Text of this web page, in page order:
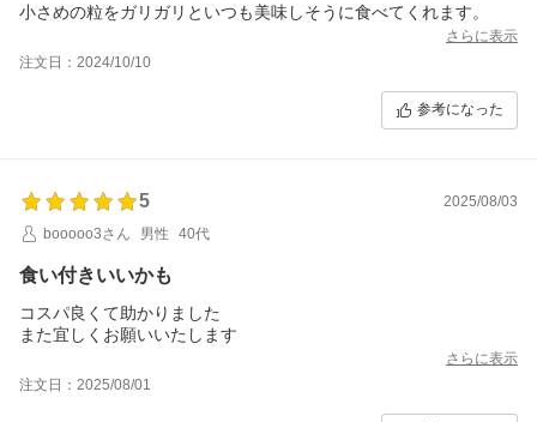
小さめの粒をガリガリといつも美味しそうに食べてくれます。
さらに表示
注文日：2024/10/10
参考になった
5
2025/08/03
booooo3さん
男性 40代
食い付きいいかも
コスパ良くて助かりました
また宜しくお願いいたします
さらに表示
注文日：2025/08/01